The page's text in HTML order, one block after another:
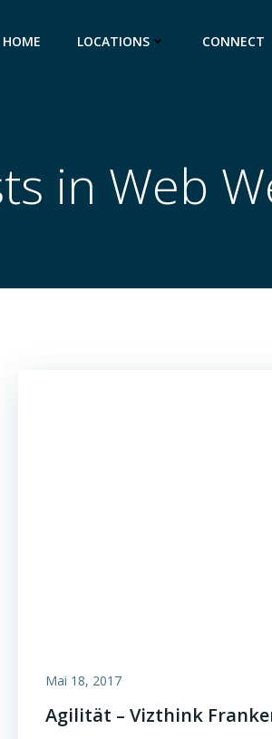
HOME LOCATIONS CONNECT
in Web
Mai 18, 2017
Agilität – Vizthink